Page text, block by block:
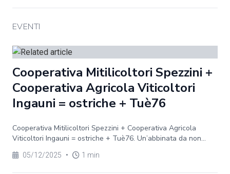
EVENTI
Cooperativa Mitilicoltori Spezzini +
Cooperativa Agricola Viticoltori
Ingauni = ostriche + Tuè76
Cooperativa Mitilicoltori Spezzini + Cooperativa Agricola
Viticoltori Ingauni = ostriche + Tuè76. Un’abbinata da non...
05/12/2025 • 1 min